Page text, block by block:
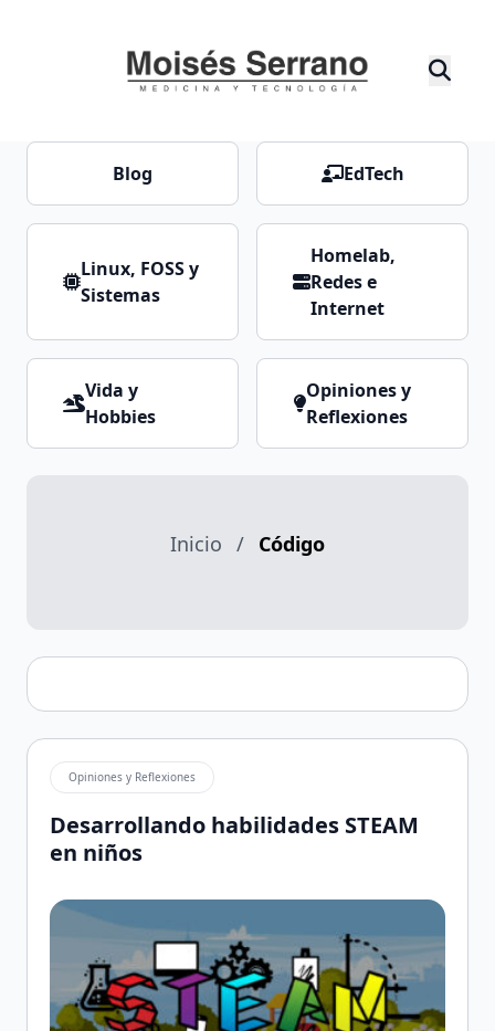
Blog EdTech
Linux, FOSS y
Sistemas
Homelab,
Redes e
Internet
Vida y
Hobbies
Opiniones y
Reflexiones
Inicio / Código
Opiniones y Reflexiones
Desarrollando habilidades STEAM
en niños